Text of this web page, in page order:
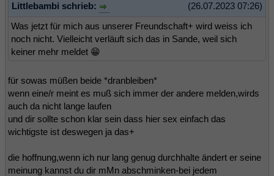
(26.07.2023 07:26)
Littlebambi schrieb:
Was jetzt für mich aus unserer Freundschaft+ wird weiss ich
noch nicht. Vielleicht verläuft sich das in Sande, weil sich
keiner mehr meldet 😁
für sowas müßen beide *dranbleiben*
wenn eine/r meint es muß sich immer der andere melden,wirds
auch da nicht lange laufen
und dir sollte schon klar sein dass hier sex einfach das
wichtigste ist deswegen ja das+
die hoffnung,wenn ich nur lang genug durchhalte ändert er seine
meinung kannst du dir mMn abschminken-bei jedem